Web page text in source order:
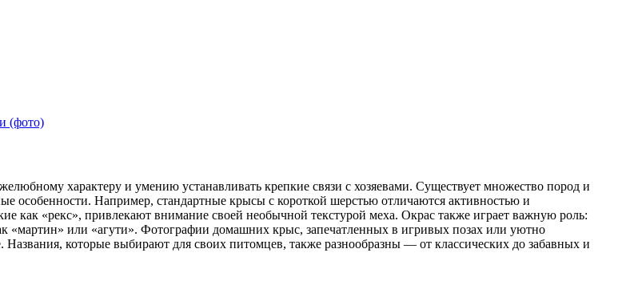
(фото)
характеру и умению устанавливать крепкие связи с хозяевами. Существует множество пород и
особенности. Например, стандартные крысы с короткой шерстью отличаются активностью и
как «рекс», привлекают внимание своей необычной текстурой меха. Окрас также играет важную роль:
«мартин» или «агути». Фотографии домашних крыс, запечатленных в игривых позах или уютно
которые выбирают для своих питомцев, также разнообразны — от классических до забавных и